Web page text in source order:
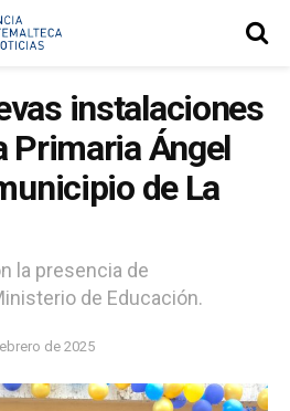
instalaciones
Primaria Ángel
de La
la presencia de
de Educación.
de 2025